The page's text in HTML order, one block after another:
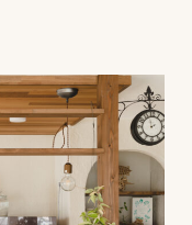
事例
ーション
SNS